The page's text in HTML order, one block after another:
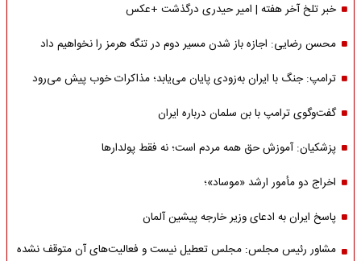
خبر تلخ آخر هفته | امیر حیدری درگذشت +عکس
محسن رضایی: اجازه باز شدن مسیر دوم در تنگه هرمز را نخواهیم داد
ترامپ: جنگ با ایران به‌زودی پایان می‌یابد؛ مذاکرات خوب پیش می‌رود
گفت‌وگوی ترامپ با بن سلمان درباره ایران
پزشکیان: آموزش حق همه مردم است؛ نه فقط پولدارها
اخراج دو مأمور ارشد «موساد»؛
پاسخ ایران به ادعای وزیر خارجه پیشین آلمان
مشاور رئیس مجلس: مجلس تعطیل نیست و فعالیت‌های آن متوقف نشده